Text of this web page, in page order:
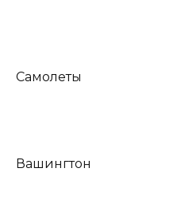
Самолеты
Вашингтон